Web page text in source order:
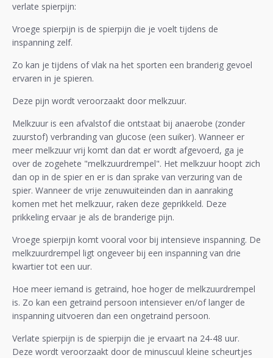
verlate spierpijn:
Vroege spierpijn is de spierpijn die je voelt tijdens de
inspanning zelf.
Zo kan je tijdens of vlak na het sporten een branderig gevoel
ervaren in je spieren.
Deze pijn wordt veroorzaakt door melkzuur.
Melkzuur is een afvalstof die ontstaat bij anaerobe (zonder
zuurstof) verbranding van glucose (een suiker). Wanneer er
meer melkzuur vrij komt dan dat er wordt afgevoerd, ga je
over de zogehete "melkzuurdrempel". Het melkzuur hoopt zich
dan op in de spier en er is dan sprake van verzuring van de
spier. Wanneer de vrije zenuwuiteinden dan in aanraking
komen met het melkzuur, raken deze geprikkeld. Deze
prikkeling ervaar je als de branderige pijn.
Vroege spierpijn komt vooral voor bij intensieve inspanning. De
melkzuurdrempel ligt ongeveer bij een inspanning van drie
kwartier tot een uur.
Hoe meer iemand is getraind, hoe hoger de melkzuurdrempel
is. Zo kan een getraind persoon intensiever en/of langer de
inspanning uitvoeren dan een ongetraind persoon.
Verlate spierpijn is de spierpijn die je ervaart na 24-48 uur.
Deze wordt veroorzaakt door de minuscuul kleine scheurtjes